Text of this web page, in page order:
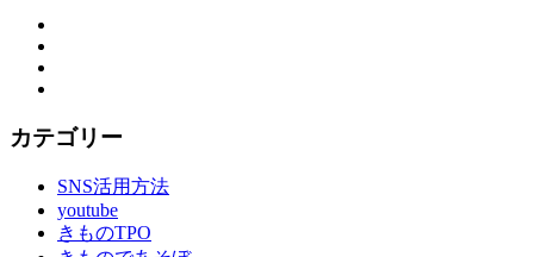
カテゴリー
SNS活用方法
youtube
きものTPO